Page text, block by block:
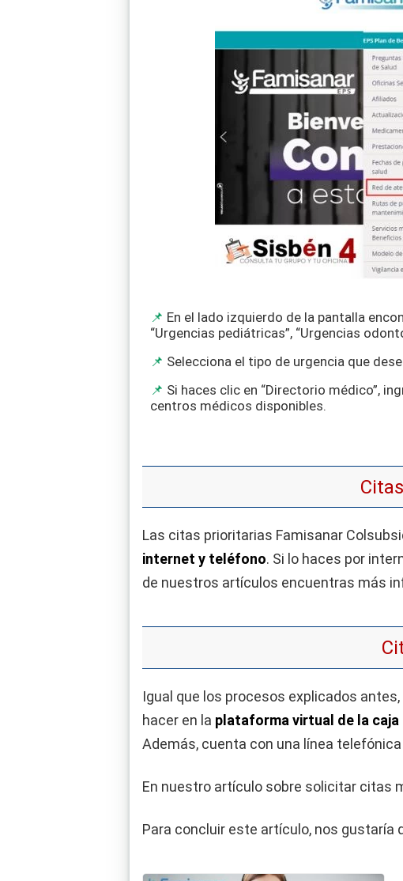
En el lado izquierdo de la pantalla
“Urgencias pediátricas”, “Urgencias
Selecciona el tipo de urgencia que
Si haces clic en “Directorio médico”,
centros médicos disponibles.
Las citas prioritarias Famisanar
internet y teléfono. Si lo haces por
de nuestros artículos encuentras más
Igual que los procesos explicados
hacer en la plataforma virtual de la
Además, cuenta con una línea
En nuestro artículo sobre solicitar citas
Para concluir este artículo, nos gustaría